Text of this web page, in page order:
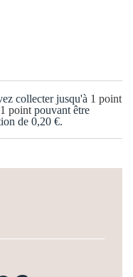
collecter jusqu'à 1 point
1 point pouvant être
de 0,20 €.